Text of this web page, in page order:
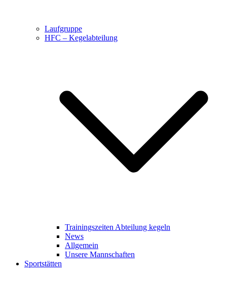
Laufgruppe
HFC – Kegelabteilung
Trainingszeiten Abteilung kegeln
News
Allgemein
Unsere Mannschaften
Sportstätten